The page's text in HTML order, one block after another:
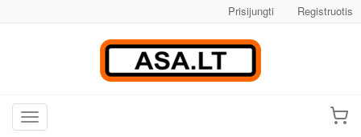
Prisijungti Registruotis
Toggle navigation